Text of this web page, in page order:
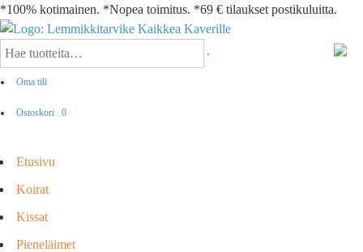
*100% kotimainen. *Nopea toimitus. *69 € tilaukset postikuluitta.
Oma tili
Ostoskori 0
Etusivu
Koirat
Kissat
Pieneläimet